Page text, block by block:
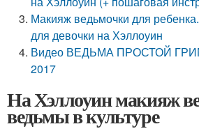
Макияж ведьмочки для
для девочки на Хэллоуин
Видео ВЕДЬМА ПРОСТОЙ
2017
На Хэллоуин макияж
ведьмы в культуре